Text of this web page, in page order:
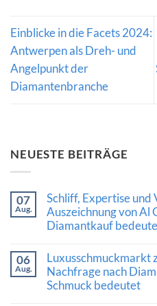
Einblicke in die Facets 2024:
Antwerpen als Dreh- und
Angelpunkt der
Diamantenbranche
NEUESTE BEITRÄGE
07
Aug.
Schliff, Expertise und
Auszeichnung von Al
Diamantkauf
zu
Schliff,
Expertise
und
06
Aug.
Luxusschmuckmarkt
Nachfrage nach
Schmuck bedeutet